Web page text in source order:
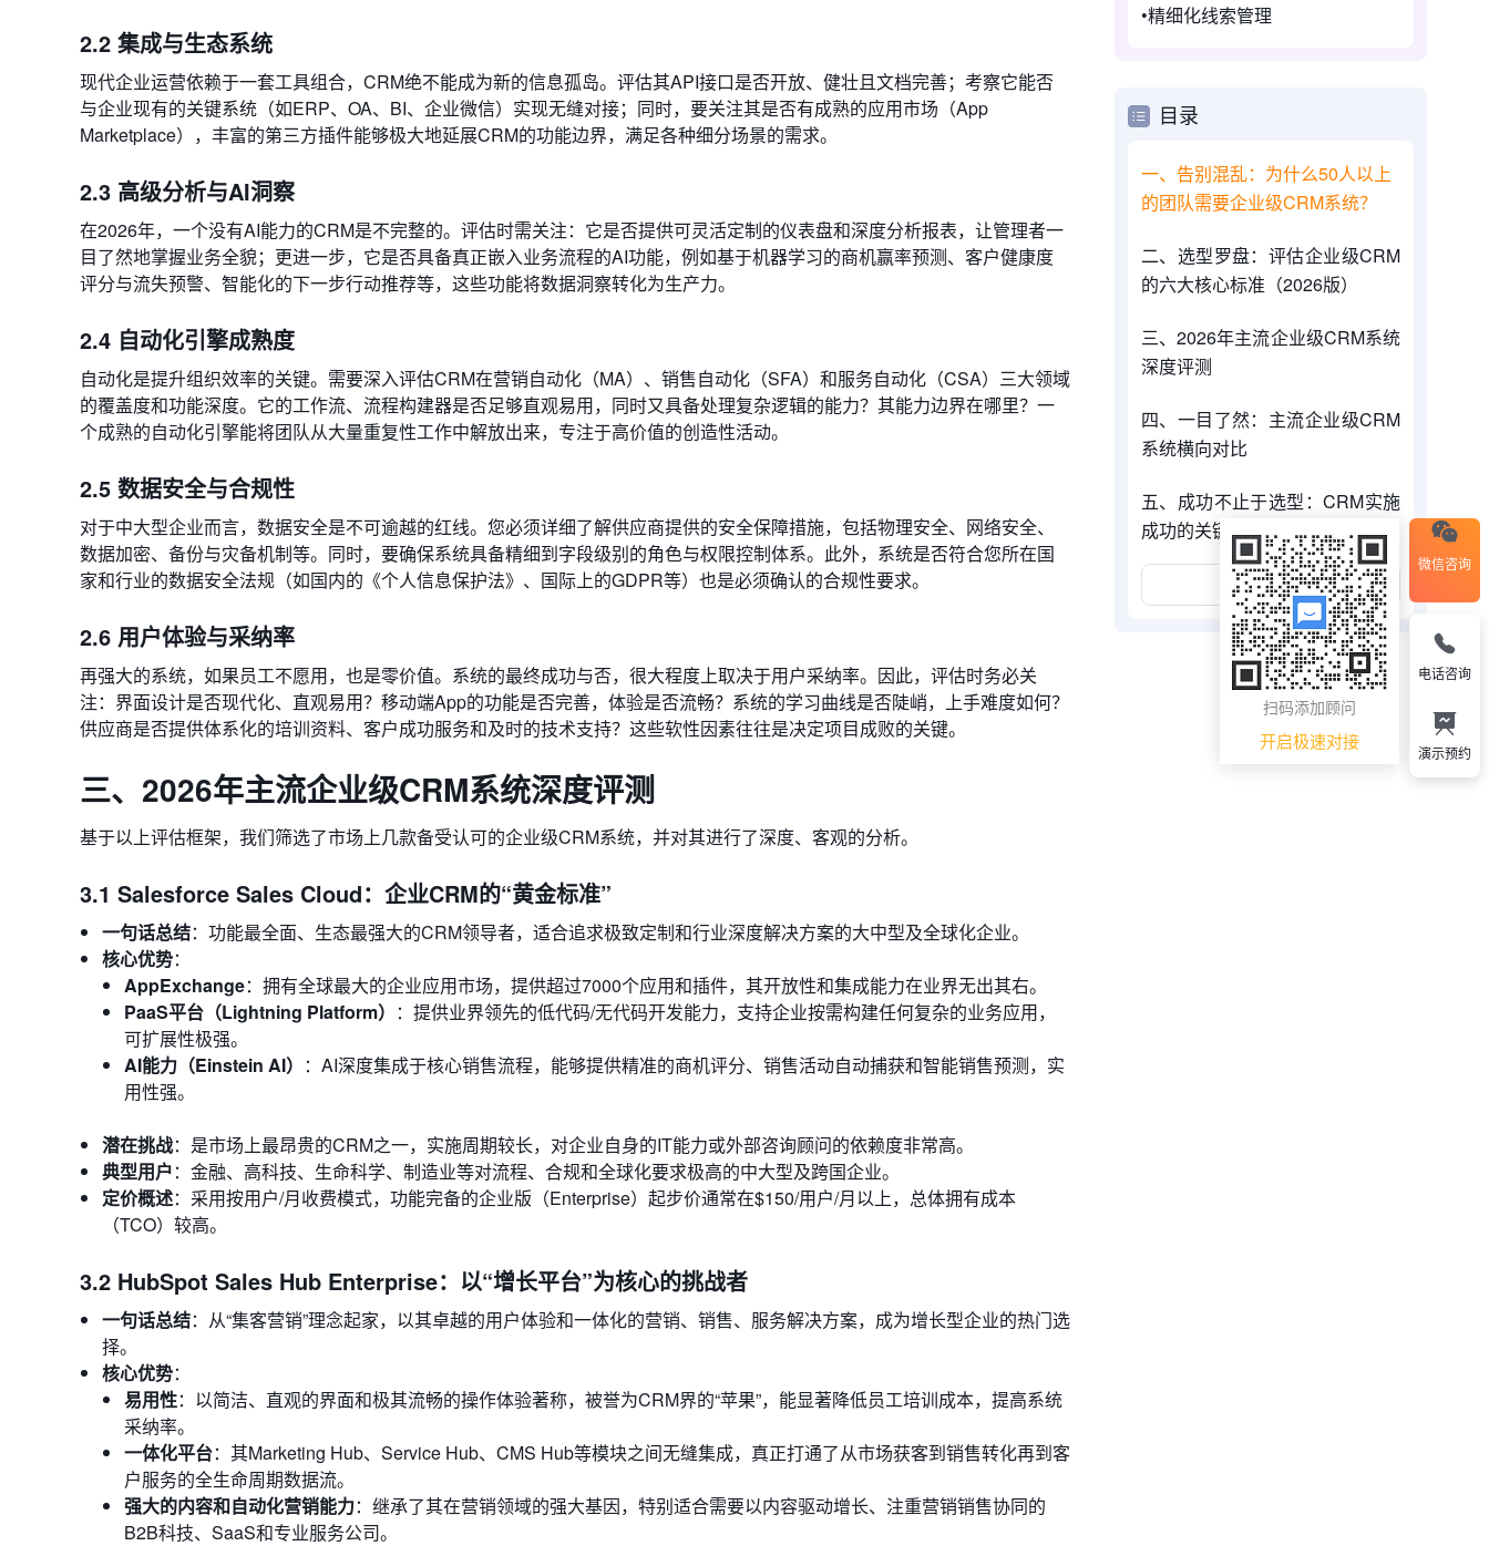
2.2 集成与生态系统
现代企业运营依赖于一套工具组合，CRM绝不能成为新的信息孤岛。评估其API接口是否开放、健壮且文档完善；考察它能否
与企业现有的关键系统（如ERP、OA、BI、企业微信）实现无缝对接；同时，要关注其是否有成熟的应用市场（App
Marketplace），丰富的第三方插件能够极大地延展CRM的功能边界，满足各种细分场景的需求。
2.3 高级分析与AI洞察
在2026年，一个没有AI能力的CRM是不完整的。评估时需关注：它是否提供可灵活定制的仪表盘和深度分析报表，让管理者一
目了然地掌握业务全貌；更进一步，它是否具备真正嵌入业务流程的AI功能，例如基于机器学习的商机赢率预测、客户健康度
评分与流失预警、智能化的下一步行动推荐等，这些功能将数据洞察转化为生产力。
2.4 自动化引擎成熟度
自动化是提升组织效率的关键。需要深入评估CRM在营销自动化（MA）、销售自动化（SFA）和服务自动化（CSA）三大领域
的覆盖度和功能深度。它的工作流、流程构建器是否足够直观易用，同时又具备处理复杂逻辑的能力？其能力边界在哪里？一
个成熟的自动化引擎能将团队从大量重复性工作中解放出来，专注于高价值的创造性活动。
2.5 数据安全与合规性
对于中大型企业而言，数据安全是不可逾越的红线。您必须详细了解供应商提供的安全保障措施，包括物理安全、网络安全、
数据加密、备份与灾备机制等。同时，要确保系统具备精细到字段级别的角色与权限控制体系。此外，系统是否符合您所在国
家和行业的数据安全法规（如国内的《个人信息保护法》、国际上的GDPR等）也是必须确认的合规性要求。
2.6 用户体验与采纳率
再强大的系统，如果员工不愿用，也是零价值。系统的最终成功与否，很大程度上取决于用户采纳率。因此，评估时务必关
注：界面设计是否现代化、直观易用？移动端App的功能是否完善，体验是否流畅？系统的学习曲线是否陡峭，上手难度如何？
供应商是否提供体系化的培训资料、客户成功服务和及时的技术支持？这些软性因素往往是决定项目成败的关键。
三、2026年主流企业级CRM系统深度评测
基于以上评估框架，我们筛选了市场上几款备受认可的企业级CRM系统，并对其进行了深度、客观的分析。
3.1 Salesforce Sales Cloud：企业CRM的“黄金标准”
一句话总结：功能最全面、生态最强大的CRM领导者，适合追求极致定制和行业深度解决方案的大中型及全球化企业。
核心优势：
AppExchange：拥有全球最大的企业应用市场，提供超过7000个应用和插件，其开放性和集成能力在业界无出其右。
PaaS平台（Lightning Platform） ：提供业界领先的低代码/无代码开发能力，支持企业按需构建任何复杂的业务应用，
可扩展性极强。
AI能力（Einstein AI） ：AI深度集成于核心销售流程，能够提供精准的商机评分、销售活动自动捕获和智能销售预测，实
用性强。
潜在挑战：是市场上最昂贵的CRM之一，实施周期较长，对企业自身的IT能力或外部咨询顾问的依赖度非常高。
典型用户：金融、高科技、生命科学、制造业等对流程、合规和全球化要求极高的中大型及跨国企业。
定价概述：采用按用户/月收费模式，功能完备的企业版（Enterprise）起步价通常在$150/用户/月以上，总体拥有成本
（TCO）较高。
3.2 HubSpot Sales Hub Enterprise：以“增长平台”为核心的挑战者
一句话总结：从“集客营销”理念起家，以其卓越的用户体验和一体化的营销、销售、服务解决方案，成为增长型企业的热门选
择。
核心优势：
易用性：以简洁、直观的界面和极其流畅的操作体验著称，被誉为CRM界的“苹果”，能显著降低员工培训成本，提高系统
采纳率。
一体化平台：其Marketing Hub、Service Hub、CMS Hub等模块之间无缝集成，真正打通了从市场获客到销售转化再到客
户服务的全生命周期数据流。
强大的内容和自动化营销能力：继承了其在营销领域的强大基因，特别适合需要以内容驱动增长、注重营销销售协同的
B2B科技、SaaS和专业服务公司。
精细化线索管理
目录
一、告别混乱：为什么50人以上
的团队需要企业级CRM系统？
二、选型罗盘：评估企业级CRM
的六大核心标准（2026版）
三、2026年主流企业级CRM系统
深度评测
四、一目了然：主流企业级CRM
系统横向对比
五、成功不止于选型：CRM实施
成功的关键步骤
展开更多
微信咨询
扫码添加顾问
开启极速对接
电话咨询
演示预约